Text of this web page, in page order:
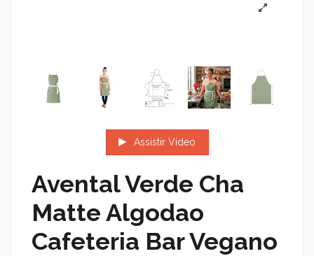
Assistir Vídeo
Avental Verde Cha
Matte Algodao
Cafeteria Bar Vegano